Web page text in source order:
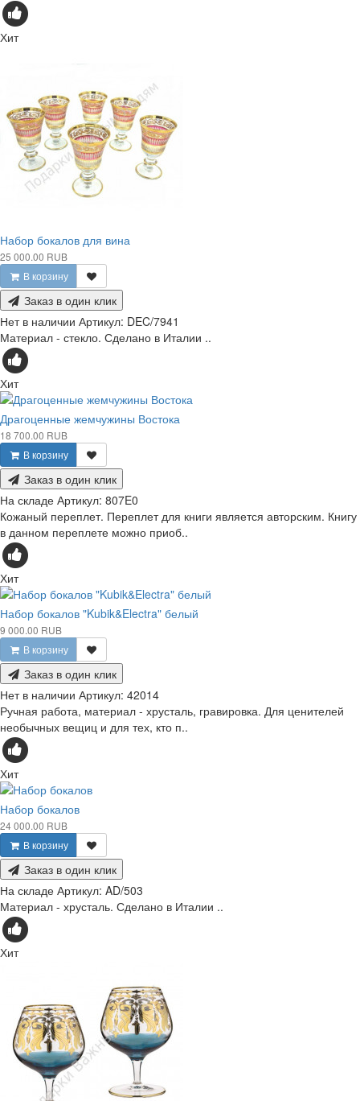
Хит
Набор бокалов для вина
25 000.00 RUB
В корзину
Заказ в один клик
Нет в наличии Артикул: DEC/7941
Материал - стекло. Сделано в Италии ..
Хит
Драгоценные жемчужины Востока
18 700.00 RUB
В корзину
Заказ в один клик
На складе Артикул: 807E0
Кожаный переплет. Переплет для книги является авторским. Книгу
в данном переплете можно приоб..
Хит
Набор бокалов "Kubik&Electra" белый
9 000.00 RUB
В корзину
Заказ в один клик
Нет в наличии Артикул: 42014
Ручная работа, материал - хрусталь, гравировка. Для ценителей
необычных вещиц и для тех, кто п..
Хит
Набор бокалов
24 000.00 RUB
В корзину
Заказ в один клик
На складе Артикул: AD/503
Материал - хрусталь. Сделано в Италии ..
Хит